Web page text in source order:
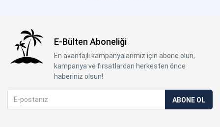
Villawiser ile Evinizin
Konforunda, Özel Havuzlu
Villalarda Tatil Yapın!
Villawiser, misafirlerine eşsiz bir konaklama deneyimi vadediyor.
Günlük villa kiralama hizmetimiz, size sadece bir konaklama
E-Bülten Aboneliği
En avantajlı kampanyalarımız için abone olun,
kampanya ve fırsatlardan herkesten önce
haberiniz olsun!
ABONE OL